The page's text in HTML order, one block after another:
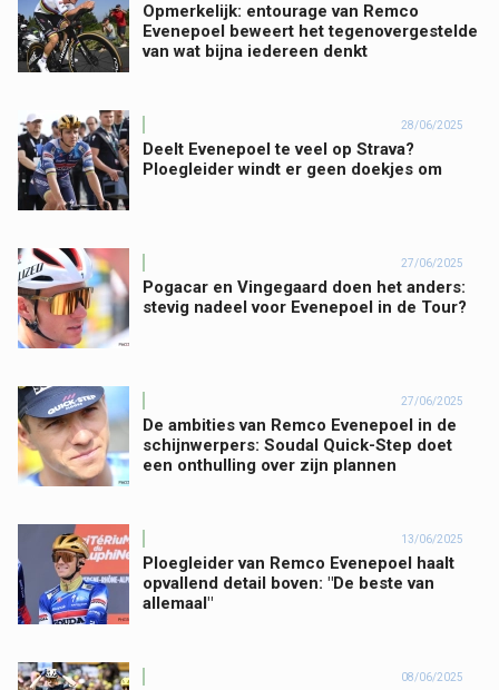
Opmerkelijk: entourage van Remco
Evenepoel beweert het tegenovergestelde
van wat bijna iedereen denkt
28/06/2025
Deelt Evenepoel te veel op Strava?
Ploegleider windt er geen doekjes om
27/06/2025
Pogacar en Vingegaard doen het anders:
stevig nadeel voor Evenepoel in de Tour?
27/06/2025
De ambities van Remco Evenepoel in de
schijnwerpers: Soudal Quick-Step doet
een onthulling over zijn plannen
13/06/2025
Ploegleider van Remco Evenepoel haalt
opvallend detail boven: "De beste van
allemaal"
08/06/2025